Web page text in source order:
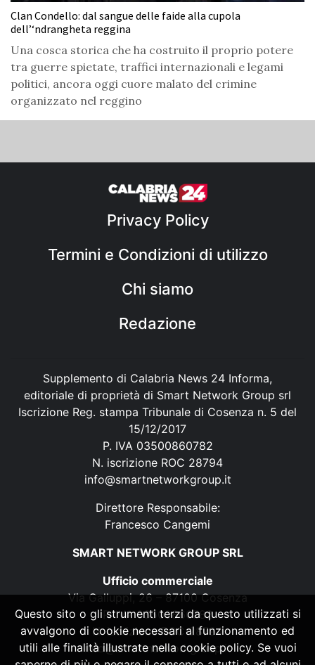
Clan Condello: dal sangue delle faide alla cupola
dell’‘ndrangheta reggina
Una cosca storica che ha costruito il proprio potere
tra guerre spietate, traffici internazionali e legami
politici, ancora oggi cuore malato del crimine
organizzato nel reggino
Privacy Policy
Termini e Condizioni di utilizzo
Chi siamo
Redazione
Supplemento di Calabria News 24 Informa,
editoriale di proprietà di Smart Network Group srl
Iscrizione Reg. stampa Tribunale di Cosenza n. 5 del
15/12/2017
P. IVA 03500860782
N. iscrizione ROC 28794
info@smartnetworkgroup.it
Direttore Responsabile:
Francesco Cangemi
SMART NETWORK GROUP SRL
Ufficio commerciale
Via Galluppi, 26 – 87100 Cosenza
P. IVA 03500860782
N. iscrizione ROC 28794
info@smartnetworkgroup.it
Questo sito o gli strumenti terzi da questo utilizzati si
avvalgono di cookie necessari al funzionamento ed
utili alle finalità illustrate nella cookie policy. Se vuoi